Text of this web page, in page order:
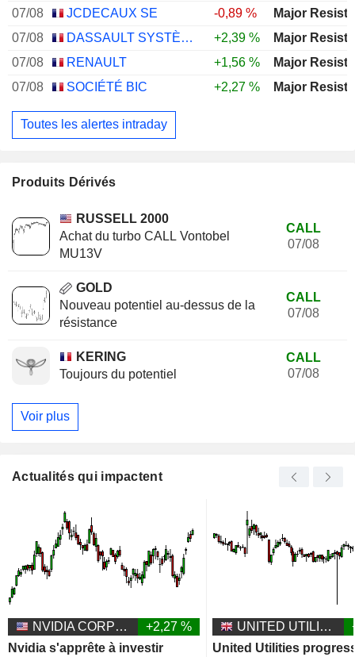
07/08
JCDECAUX SE
-0,89 %
07/08
DASSAULT SYSTÈMES SE
+2,39 %
07/08
RENAULT
+1,56 %
07/08
SOCIÉTÉ BIC +2,27 %
Toutes les alertes intraday
Produits Dérivés
RUSSELL 2000
Achat du turbo CALL Vontobel
MU13V
CALL
07/08
GOLD
Nouveau potentiel au-dessus de la
résistance
CALL
07/08
KERING
Toujours du potentiel
CALL
07/08
Voir plus
Actualités qui impactent
NVIDIA CORPORATION
+2,27 %
Nvidia s'apprête à investir
UNITED UTILITIES GROUP PLC
United Utilities